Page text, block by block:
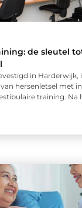
de sleutel
in Harderwijk,
hersenletsel met
training. Na